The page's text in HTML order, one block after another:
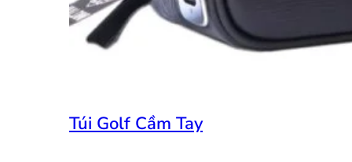
Túi Golf Cầm Tay